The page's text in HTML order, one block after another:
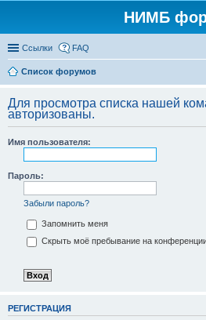
НИМБ
Ссылки FAQ
Список форумов
Для просмотра списка нашей
авторизованы.
Имя пользователя:
Пароль:
Забыли пароль?
Запомнить меня
Скрыть моё пребывание на
РЕГИСТРАЦИЯ